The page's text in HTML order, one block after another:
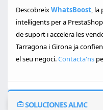
DescobreixWhatsBoost, la
intel·ligents per a
de suport i accelera les
Tarragona i Girona ja
el seu negoci.Contacta'ns
SOLUCIONES ALMC